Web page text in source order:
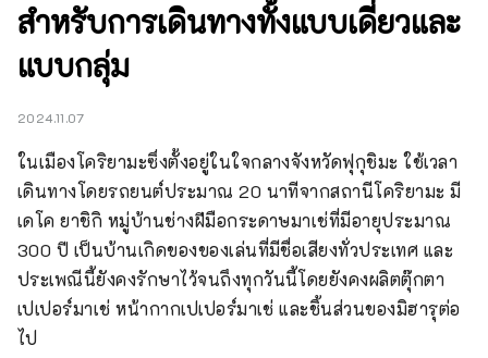
สำหรับการเดินทางทั้งแบบเดี่ยวและ
แบบกลุ่ม
2024.11.07
ในเมืองโคริยามะซึ่งตั้งอยู่ในใจกลางจังหวัดฟุกุชิมะ ใช้เวลา
เดินทางโดยรถยนต์ประมาณ 20 นาทีจากสถานีโคริยามะ มี
เดโค ยาชิกิ หมู่บ้านช่างฝีมือกระดาษมาเช่ที่มีอายุประมาณ
300 ปี เป็นบ้านเกิดของของเล่นที่มีชื่อเสียงทั่วประเทศ และ
ประเพณีนี้ยังคงรักษาไว้จนถึงทุกวันนี้โดยยังคงผลิตตุ๊กตา
เปเปอร์มาเช่ หน้ากากเปเปอร์มาเช่ และชิ้นส่วนของมิฮารุต่อ
ไป